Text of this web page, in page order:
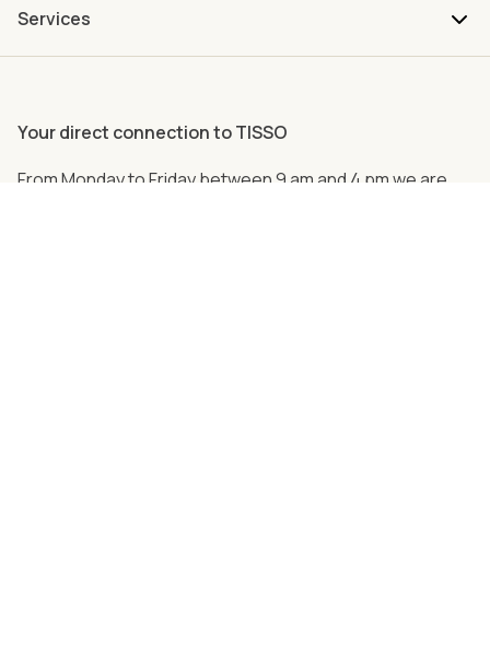
Services
Your direct connection to TISSO
From Monday to Friday between 9 am and 4 pm we are